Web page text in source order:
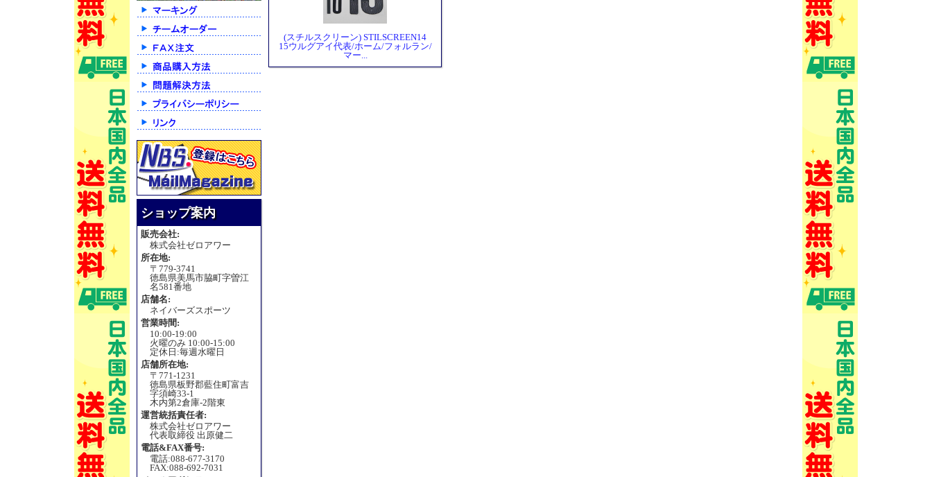
ショップ案内
販売会社:
株式会社ゼロアワー
所在地:
〒779-3741
徳島県美馬市脇町字曽江
名581番地
店舗名:
ネイバーズスポーツ
営業時間:
10:00-19:00
火曜のみ 10:00-15:00
定休日:毎週水曜日
店舗所在地:
〒771-1231
徳島県板野郡藍住町富吉
字須崎33-1
木内第2倉庫-2階東
運営統括責任者:
株式会社ゼロアワー
代表取締役 出原健二
電話&FAX番号:
電話:088-677-3170
FAX:088-692-7031
(スチルスクリーン) STILSCREEN14
15ウルグアイ代表/ホーム/フォルラン/
マー...